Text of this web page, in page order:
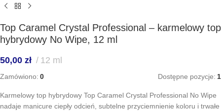
Top Caramel Crystal Professional – karmelowy top
hybrydowy No Wipe, 12 ml
50,00 zł 12 ml
Zamówiono: 0 Dostępne pozycje: 1
Karmelowy top hybrydowy Top Caramel Crystal Professional No Wipe
nadaje manicure ciepły odcień, subtelne przyciemnienie koloru i trwałe